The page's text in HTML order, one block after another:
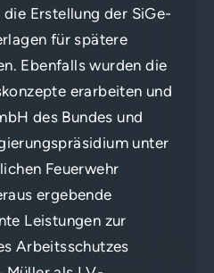
Erstellung der SiGe-
für spätere
Ebenfalls wurden die
erarbeiten und
des Bundes und
unter
Feuerwehr
ergebende
Leistungen zur
Arbeitsschutzes